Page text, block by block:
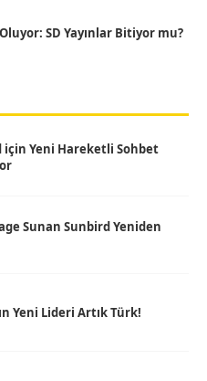
SD Yayınlar Bitiyor mu?
için Yeni Hareketli Sohbet
Sunan Sunbird Yeniden
Yeni Lideri Artık Türk!